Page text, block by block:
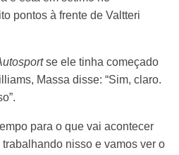
pontos à frente de Valtteri
se ele tinha começado
Massa disse: “Sim, claro.
para o que vai acontecer
nisso e vamos ver o